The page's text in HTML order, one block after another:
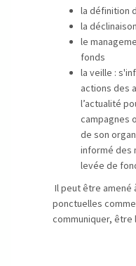
la définition
la
le
fonds
la veille :
actions des
l’actualité
campagnes
de son
informé des
levée de
Il peut être amené
ponctuelles
communiquer, être